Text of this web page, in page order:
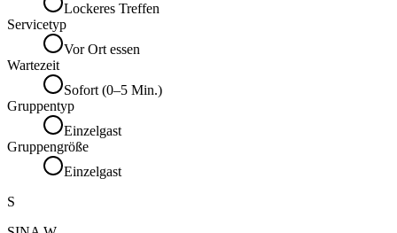
Lockeres Treffen
Servicetyp
Vor Ort essen
Wartezeit
Sofort (0–5 Min.)
Gruppentyp
Einzelgast
Gruppengröße
Einzelgast
S